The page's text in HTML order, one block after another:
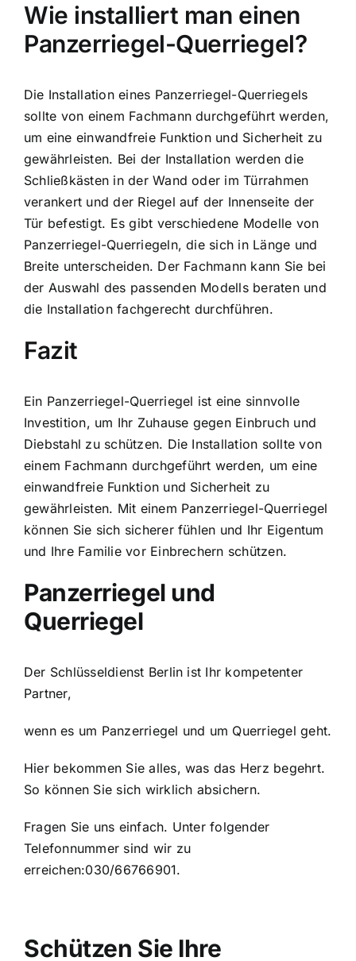
Wie installiert man einen
Panzerriegel-Querriegel?
Die Installation eines Panzerriegel-Querriegels
sollte von einem Fachmann durchgeführt werden,
um eine einwandfreie Funktion und Sicherheit zu
gewährleisten. Bei der Installation werden die
Schließkästen in der Wand oder im Türrahmen
verankert und der Riegel auf der Innenseite der
Tür befestigt. Es gibt verschiedene Modelle von
Panzerriegel-Querriegeln, die sich in Länge und
Breite unterscheiden. Der Fachmann kann Sie bei
der Auswahl des passenden Modells beraten und
die Installation fachgerecht durchführen.
Fazit
Ein Panzerriegel-Querriegel ist eine sinnvolle
Investition, um Ihr Zuhause gegen Einbruch und
Diebstahl zu schützen. Die Installation sollte von
einem Fachmann durchgeführt werden, um eine
einwandfreie Funktion und Sicherheit zu
gewährleisten. Mit einem Panzerriegel-Querriegel
können Sie sich sicherer fühlen und Ihr Eigentum
und Ihre Familie vor Einbrechern schützen.
Panzerriegel und
Querriegel
Der Schlüsseldienst Berlin ist Ihr kompetenter
Partner,
wenn es um Panzerriegel und um Querriegel geht.
Hier bekommen Sie alles, was das Herz begehrt.
So können Sie sich wirklich absichern.
Fragen Sie uns einfach. Unter folgender
Telefonnummer sind wir zu
erreichen:030/66766901.
Schützen Sie Ihre